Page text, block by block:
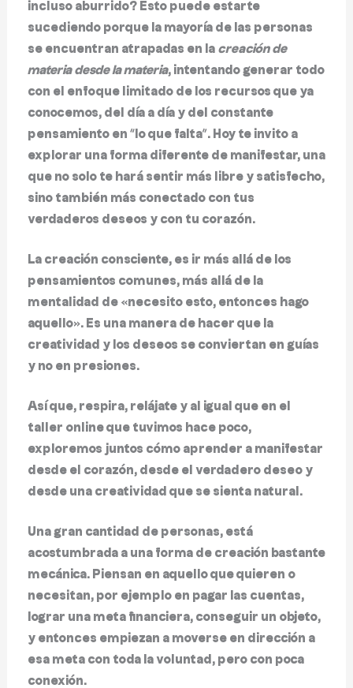
incluso aburrido? Esto puede estarte
sucediendo porque la mayoría de las personas
se encuentran atrapadas en la creación de
materia desde la materia, intentando generar todo
con el enfoque limitado de los recursos que ya
conocemos, del día a día y del constante
pensamiento en “lo que falta”. Hoy te invito a
explorar una forma diferente de manifestar, una
que no solo te hará sentir más libre y satisfecho,
sino también más conectado con tus
verdaderos deseos y con tu corazón.
La creación consciente, es ir más allá de los
pensamientos comunes, más allá de la
mentalidad de «necesito esto, entonces hago
aquello». Es una manera de hacer que la
creatividad y los deseos se conviertan en guías
y no en presiones.
Así que, respira, relájate y al igual que en el
taller online que tuvimos hace poco,
exploremos juntos cómo aprender a manifestar
desde el corazón, desde el verdadero deseo y
desde una creatividad que se sienta natural.
Una gran cantidad de personas, está
acostumbrada a una forma de creación bastante
mecánica. Piensan en aquello que quieren o
necesitan, por ejemplo en pagar las cuentas,
lograr una meta financiera, conseguir un objeto,
y entonces empiezan a moverse en dirección a
esa meta con toda la voluntad, pero con poca
conexión.